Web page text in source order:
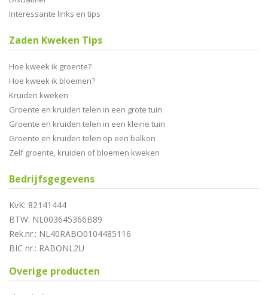
Interessante links en tips
Zaden Kweken Tips
Hoe kweek ik groente?
Hoe kweek ik bloemen?
Kruiden kweken
Groente en kruiden telen in een grote tuin
Groente en kruiden telen in een kleine tuin
Groente en kruiden telen op een balkon
Zelf groente, kruiden of bloemen kweken
Bedrijfsgegevens
KvK: 82141444
BTW: NL003645366B89
Rek.nr.: NL40RABO0104485116
BIC nr.: RABONL2U
Overige producten